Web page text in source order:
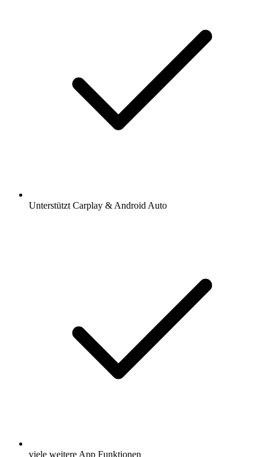
Unterstützt Carplay & Android Auto
viele weitere App Funktionen